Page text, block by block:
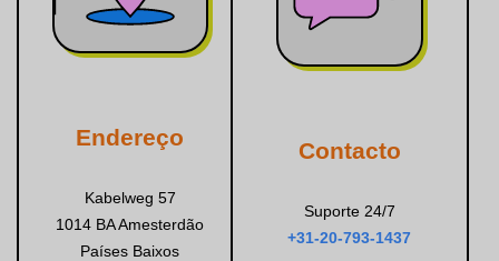
Endereço
Kabelweg 57
1014 BA Amesterdão
Países Baixos
Contacto
Suporte 24/7
+31-20-793-1437